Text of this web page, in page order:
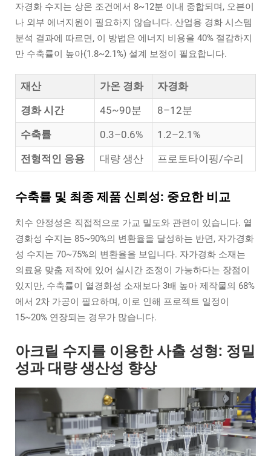
자경화 수지는 상온 조건에서 8~12분 이내 중합되며, 오븐이
나 외부 에너지원이 필요하지 않습니다. 산업용 경화 시스템
분석 결과에 따르면, 이 방법은 에너지 비용을 40% 절감하지
만 수축률이 높아(1.8~2.1%) 설계 보정이 필요합니다.
재산 가온 경화
자경화
경화 시간
45~90분
8–12분
수축률
0.3–0.6%
1.2–2.1%
전형적인 응용
대량 생산 프로토타이핑/수리
수축률 및 최종 제품 신뢰성: 중요한 비교
치수 안정성은 직접적으로 가교 밀도와 관련이 있습니다. 열
경화성 수지는 85~90%의 변환율을 달성하는 반면, 자가경화
성 수지는 70~75%의 변환율을 보입니다. 자가경화 소재는
의료용 맞춤 제작에 있어 실시간 조정이 가능하다는 장점이
있지만, 수축률이 열경화성 소재보다 3배 높아 제작물의 68%
에서 2차 가공이 필요하며, 이로 인해 프로젝트 일정이
15~20% 연장되는 경우가 많습니다.
아크릴 수지를 이용한 사출 성형: 정밀
성과 대량 생산성 향상